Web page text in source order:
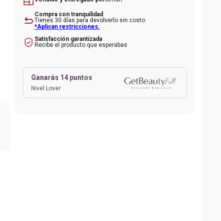
Compra con tranquilidad
Tienes 30 días para devolverlo sin costo
*Aplican restricciones.
Satisfacción garantizada
Recibe el producto que esperabas
Ganarás 14 puntos
Nivel Lover